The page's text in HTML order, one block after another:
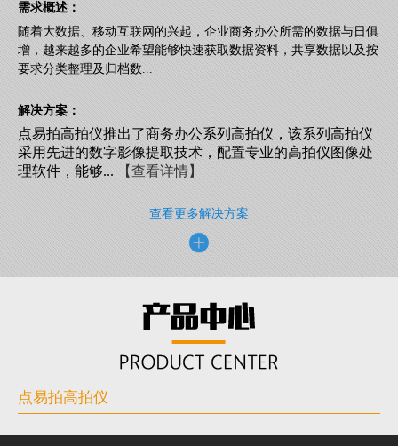
需求概述：
随着大数据、移动互联网的兴起，企业商务办公所需的数据与日俱
增，越来越多的企业希望能够快速获取数据资料，共享数据以及按
要求分类整理及归档数...
解决方案：
点易拍高拍仪推出了商务办公系列高拍仪，该系列高拍仪
采用先进的数字影像提取技术，配置专业的高拍仪图像处
理软件，能够...【查看详情】
查看更多解决方案
点易拍高拍仪